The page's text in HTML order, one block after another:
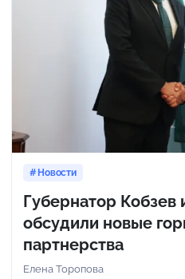
Новости
Губернатор Кобзев
обсудили новые
партнерства
Елена Торопова